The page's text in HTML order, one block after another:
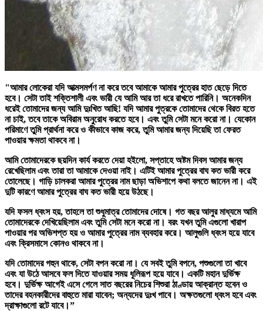
"আমার লোকেরা যদি আত্মসমর্পণ না করে তবে আমাকে আমার পুত্রের হাত ছেড়ে দিতে
হবে। সেটা তাই শক্তিশালী এবং ভারী যে আমি আর তা ধরে রাখতে পারিনি। অনেকদিন
ধরেই তোমাদের জন্য আমি দুঃখিত আছি! যদি আমার পুত্রকে তোমাদের থেকে বিরত হতে
না চাই, তবে তাকে অবিরাম অনুরোধ করতে হবে। এবং তুমি সেটা মনে করো না। যেকোন
পরিমাণে তুমি প্রার্থনা করে ও কীভাবে কাজ করে, তুমি আমার জন্য দিয়েছি তা ফেরত
পাওয়ার ক্ষমতা থাকবে না।
আমি তোমাদেরকে ছয়দিন কার্য করতে দেয়া হইলো, সপ্তাহে অষ্টম দিবস আমার জন্য
রেখেছিলাম এবং তারা তা আমাকে দেওয়া নাই। এটিই আমার পুত্রের বাঘ কত ভারী করে
তোলেছে। গাড়ি চালকরা আমার পুত্রের নাম ছাড়া অভিশাপে কথা বলতে জানেন না। এই
দুটি কারণে আমার পুত্রের বাঘ কত ভারী হয়ে উঠছে।
যদি ফসল ধ্বংস হয়, তাহলে তা শুধুমাত্র তোমাদের দোষে। গত বছর আলুর মাধ্যমে আমি
তোমাদেরকে দেখিয়েছিলাম এবং তুমি সেটা মনে করো না। বরং যখন তুমি এগুলো খারাপ
পাওয়ার পর অভিশপ্ত হয় ও আমার পুত্রের নাম ব্যবহার করে। আলুগুলি ধ্বংস হয়ে যাবে
এবং ক্রিসমাসে কোনও থাকবে না।
যদি তোমাদের গহুন থাকে, সেটা বপন করো না। যে সবই তুমি বপনে, পশুগুলো তা খাবে
এবং যা উঠে আসবে ফল দিতে যাওয়ার সময় ধূলিরূপ হয়ে যাবে। একটি মহান দুর্ভিক্ষ
হবে। দুর্ভিক্ষ আগেই এসে গেলে সাত বছরের নিচের শিশুরা ঠাণ্ডায় আক্রান্ত হবেন ও
তাদের বহনকারীদের বাহুতে মারা যাবেন; অন্যদের দুঃখ পাবে। অক্ষতগুলো ধ্বংস হবে এবং
দ্রাক্ষাগুলো রটে যাবে।”